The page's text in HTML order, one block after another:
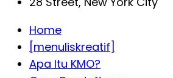
Home
[menuliskreatif]
Apa Itu KMO?